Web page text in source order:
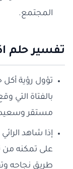
المجتمع.
تفسير حلم
تؤول رؤية أكل
بالفتاة التي
مستقر
إذا شاهد
على تمكنه من
طريق نجاحه